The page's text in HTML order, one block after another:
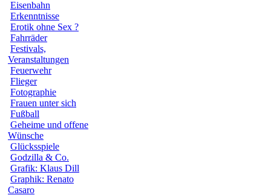
Eisenbahn
Erkenntnisse
Erotik ohne Sex ?
Fahrräder
Festivals,
Veranstaltungen
Feuerwehr
Flieger
Fotographie
Frauen unter sich
Fußball
Geheime und offene
Wünsche
Glücksspiele
Godzilla & Co.
Grafik: Klaus Dill
Graphik: Renato
Casaro